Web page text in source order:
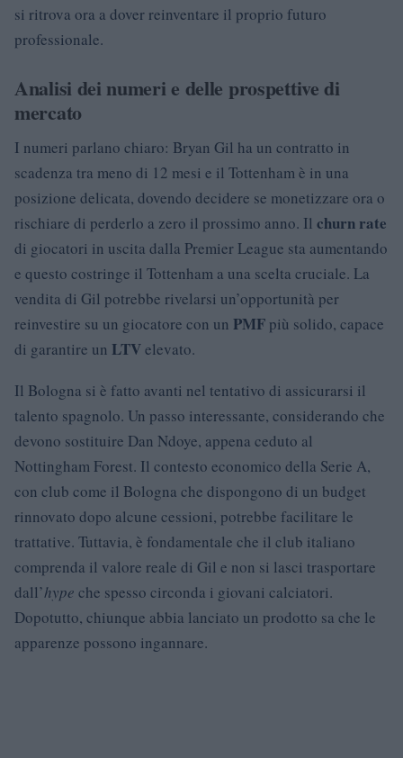
si ritrova ora a dover reinventare il proprio futuro
professionale.
Analisi dei numeri e delle prospettive di
mercato
I numeri parlano chiaro: Bryan Gil ha un contratto in
scadenza tra meno di 12 mesi e il Tottenham è in una
posizione delicata, dovendo decidere se monetizzare ora o
rischiare di perderlo a zero il prossimo anno. Il churn rate
di giocatori in uscita dalla Premier League sta aumentando
e questo costringe il Tottenham a una scelta cruciale. La
vendita di Gil potrebbe rivelarsi un’opportunità per
reinvestire su un giocatore con un PMF più solido, capace
di garantire un LTVelevato.
Il Bologna si è fatto avanti nel tentativo di assicurarsi il
talento spagnolo. Un passo interessante, considerando che
devono sostituire Dan Ndoye, appena ceduto al
Nottingham Forest. Il contesto economico della Serie A,
con club come il Bologna che dispongono di un budget
rinnovato dopo alcune cessioni, potrebbe facilitare le
trattative. Tuttavia, è fondamentale che il club italiano
comprenda il valore reale di Gil e non si lasci trasportare
dall’hype che spesso circonda i giovani calciatori.
Dopotutto, chiunque abbia lanciato un prodotto sa che le
apparenze possono ingannare.